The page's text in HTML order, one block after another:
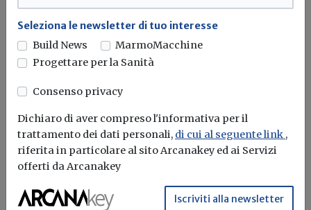
Seleziona le newsletter di tuo interesse
Build News
MarmoMacchine
Progettare per la Sanità
Consenso privacy
Dichiaro di aver compreso l'informativa per il
trattamento dei dati personali, di cui al seguente link ,
riferita in particolare al sito Arcanakey ed ai Servizi
offerti da Arcanakey
Iscriviti alla newsletter